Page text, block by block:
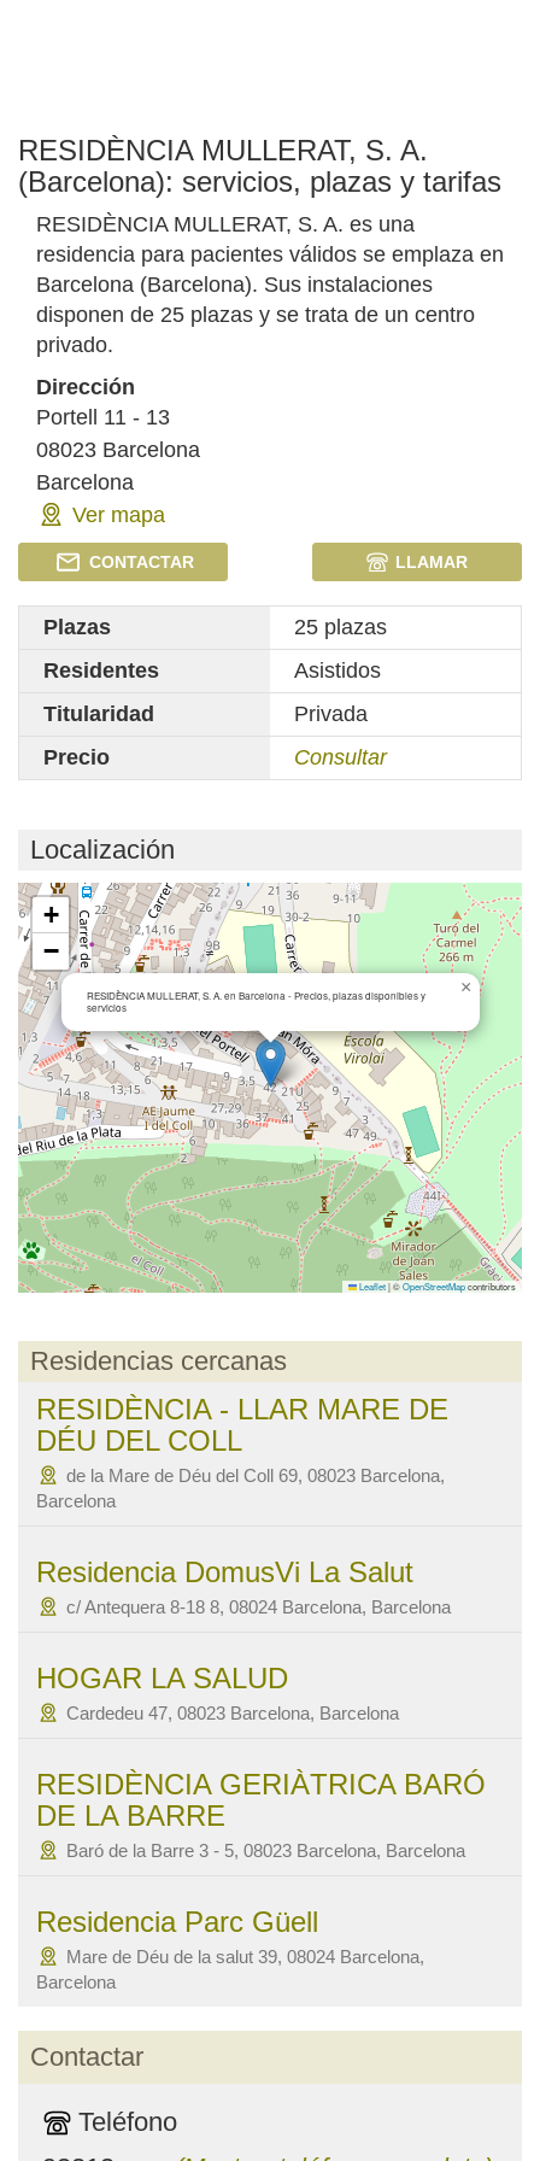
RESIDÈNCIA MULLERAT, S. A.
(Barcelona): servicios, plazas y tarifas
RESIDÈNCIA MULLERAT, S. A. es una
residencia para pacientes válidos se emplaza en
Barcelona (Barcelona). Sus instalaciones
disponen de 25 plazas y se trata de un centro
privado.
Dirección
Portell 11 - 13
08023 Barcelona
Barcelona
Ver mapa
CONTACTAR LLAMAR
Plazas
25 plazas
Residentes
Asistidos
Titularidad
Privada
Precio
Consultar
Localización
Cargando mapa...
RESIDÈNCIA MULLERAT, S. A. en Barcelona - Precios, plazas disponibles y
servicios
×
+
−
Leaflet|©OpenStreetMapcontributors
Residencias cercanas
RESIDÈNCIA - LLAR MARE DE
DÉU DEL COLL
de la Mare de Déu del Coll 69, 08023 Barcelona,
Barcelona
Residencia DomusVi La Salut
c/ Antequera 8-18 8, 08024 Barcelona, Barcelona
HOGAR LA SALUD
Cardedeu 47, 08023 Barcelona, Barcelona
RESIDÈNCIA GERIÀTRICA BARÓ
DE LA BARRE
Baró de la Barre 3 - 5, 08023 Barcelona, Barcelona
Residencia Parc Güell
Mare de Déu de la salut 39, 08024 Barcelona,
Barcelona
Contactar
Teléfono